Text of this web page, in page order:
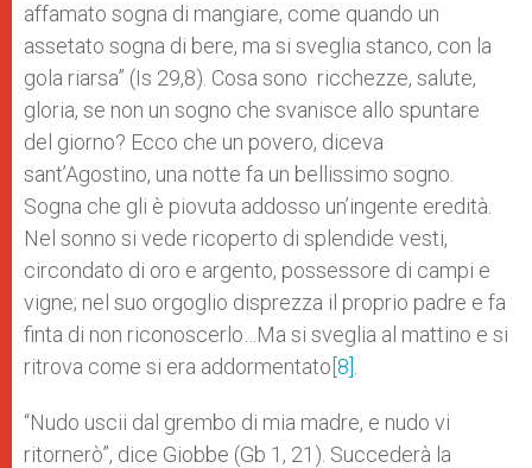
affamato sogna di mangiare, come quando un
assetato sogna di bere, ma si sveglia stanco, con la
gola riarsa” (Is 29,8). Cosa sono ricchezze, salute,
gloria, se non un sogno che svanisce allo spuntare
del giorno? Ecco che un povero, diceva
sant’Agostino, una notte fa un bellissimo sogno.
Sogna che gli è piovuta addosso un’ingente eredità.
Nel sonno si vede ricoperto di splendide vesti,
circondato di oro e argento, possessore di campi e
vigne; nel suo orgoglio disprezza il proprio padre e fa
finta di non riconoscerlo…Ma si sveglia al mattino e si
ritrova come si era addormentato [8]
“Nudo uscii dal grembo di mia madre, e nudo vi
ritornerò”, dice Giobbe (Gb 1, 21). Succederà la